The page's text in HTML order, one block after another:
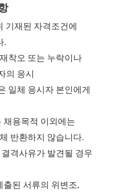
기재된 자격조건에
.
착오 또는 누락이나
의 응시
일체 응시자 본인에게
채용목적 이외에는
반환하지 않습니다.
격사유가 발견될 경우
출된 서류의 위변조,